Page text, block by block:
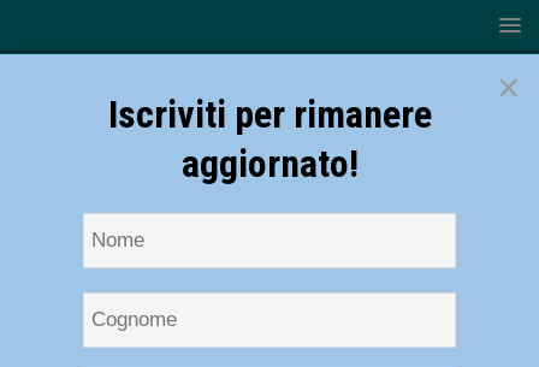
×
Iscriviti per rimanere
aggiornato!